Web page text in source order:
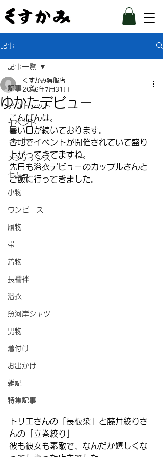
記事
記事一覧
アウトレット
イベント
コート
メンテナンス
七五三
小物
ワンピース
履物
帯
着物
長襦袢
浴衣
魚河岸シャツ
男物
着付け
お出かけ
雑記
特集記事
記事一覧
ゆかたデビュー
くすかみ呉服店
2016年7月31日
こんばんは。
暑い日が続いております。
各地でイベントが開催されていて盛り
上がってきてますね。
先日も浴衣デビューのカップルさんと
ご飯に行ってきました。
トリエさんの「長板染」と藤井絞りさ
んの「立巻絞り」
彼も彼女も素敵で、なんだか嬉しくな